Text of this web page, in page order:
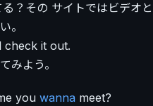
？その サイトではビデオ
。
check it out.
みよう。
you wanna meet?